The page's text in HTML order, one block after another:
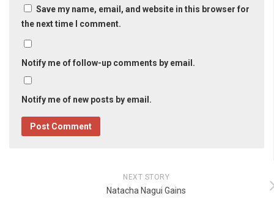
Save my name, email, and website in this browser for
the next time I comment.
Notify me of follow-up comments by email.
Notify me of new posts by email.
NEXT STORY
Natacha Nagui Gains